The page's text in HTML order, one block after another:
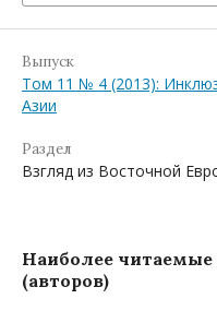
Выпуск
Том 11 № 4 (2013):
Азии
Раздел
Взгляд из Восточной
Наиболее читаемые
(авторов)